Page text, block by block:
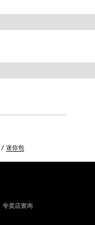
迷你包
专卖店查询